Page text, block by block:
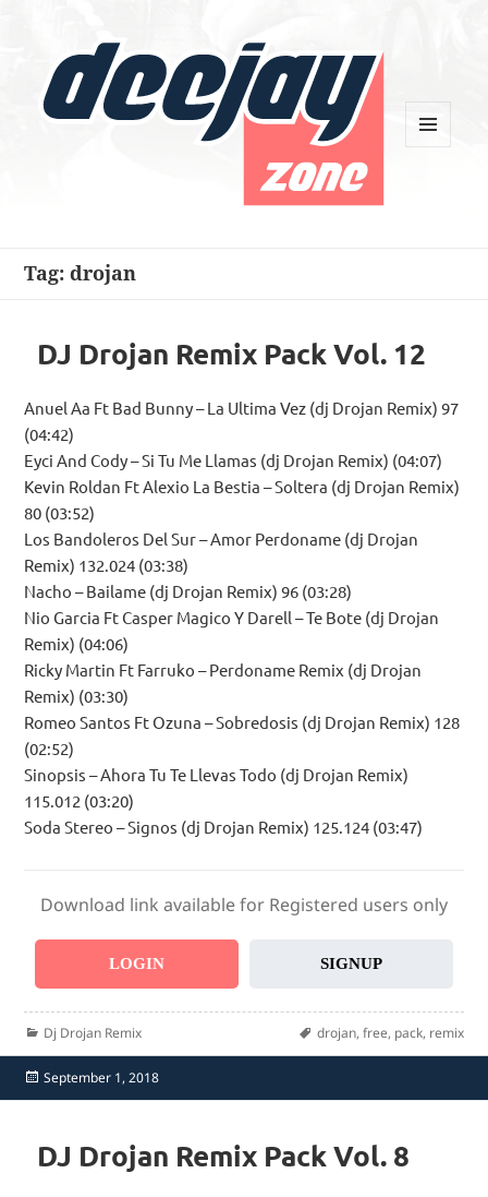
Tag:drojan
DJ Drojan Remix Pack Vol. 12
Anuel Aa Ft Bad Bunny – La Ultima Vez (dj Drojan Remix) 97
(04:42)
Eyci And Cody – Si Tu Me Llamas (dj Drojan Remix) (04:07)
Kevin Roldan Ft Alexio La Bestia – Soltera (dj Drojan Remix)
80 (03:52)
Los Bandoleros Del Sur – Amor Perdoname (dj Drojan
Remix) 132.024 (03:38)
Nacho – Bailame (dj Drojan Remix) 96 (03:28)
Nio Garcia Ft Casper Magico Y Darell – Te Bote (dj Drojan
Remix) (04:06)
Ricky Martin Ft Farruko – Perdoname Remix (dj Drojan
Remix) (03:30)
Romeo Santos Ft Ozuna – Sobredosis (dj Drojan Remix) 128
(02:52)
Sinopsis – Ahora Tu Te Llevas Todo (dj Drojan Remix)
115.012 (03:20)
Soda Stereo – Signos (dj Drojan Remix) 125.124 (03:47)
Download link available for Registered users only
LOGIN SIGNUP
Categories
Dj Drojan Remix Tags
drojan, free, pack, remix
Posted
on
September 1, 2018
DJ Drojan Remix Pack Vol. 8